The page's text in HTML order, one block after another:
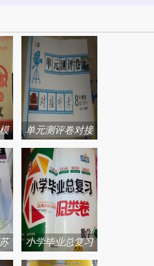
单元测评卷对接
中考系列答案
小学毕业总复习
归类卷系列答案